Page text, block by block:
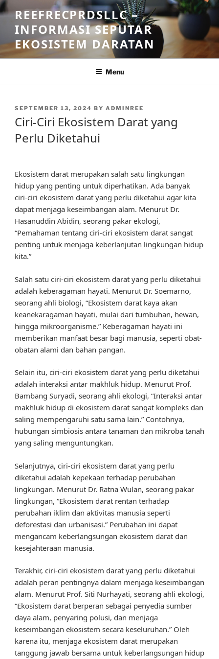
Skip
to
content
REEFRECPRDSLLC –
INFORMASI SEPUTAR
EKOSISTEM DARATAN
Menu
POSTED
ON
SEPTEMBER 13, 2024 BY ADMINREE
Ciri-Ciri Ekosistem Darat yang
Perlu Diketahui
Ekosistem darat merupakan salah satu lingkungan
hidup yang penting untuk diperhatikan. Ada banyak
ciri-ciri ekosistem darat yang perlu diketahui agar kita
dapat menjaga keseimbangan alam. Menurut Dr.
Hasanuddin Abidin, seorang pakar ekologi,
“Pemahaman tentang ciri-ciri ekosistem darat sangat
penting untuk menjaga keberlanjutan lingkungan hidup
kita.”
Salah satu ciri-ciri ekosistem darat yang perlu diketahui
adalah keberagaman hayati. Menurut Dr. Soemarno,
seorang ahli biologi, “Ekosistem darat kaya akan
keanekaragaman hayati, mulai dari tumbuhan, hewan,
hingga mikroorganisme.” Keberagaman hayati ini
memberikan manfaat besar bagi manusia, seperti obat-
obatan alami dan bahan pangan.
Selain itu, ciri-ciri ekosistem darat yang perlu diketahui
adalah interaksi antar makhluk hidup. Menurut Prof.
Bambang Suryadi, seorang ahli ekologi, “Interaksi antar
makhluk hidup di ekosistem darat sangat kompleks dan
saling mempengaruhi satu sama lain.” Contohnya,
hubungan simbiosis antara tanaman dan mikroba tanah
yang saling menguntungkan.
Selanjutnya, ciri-ciri ekosistem darat yang perlu
diketahui adalah kepekaan terhadap perubahan
lingkungan. Menurut Dr. Ratna Wulan, seorang pakar
lingkungan, “Ekosistem darat rentan terhadap
perubahan iklim dan aktivitas manusia seperti
deforestasi dan urbanisasi.” Perubahan ini dapat
mengancam keberlangsungan ekosistem darat dan
kesejahteraan manusia.
Terakhir, ciri-ciri ekosistem darat yang perlu diketahui
adalah peran pentingnya dalam menjaga keseimbangan
alam. Menurut Prof. Siti Nurhayati, seorang ahli ekologi,
“Ekosistem darat berperan sebagai penyedia sumber
daya alam, penyaring polusi, dan menjaga
keseimbangan ekosistem secara keseluruhan.” Oleh
karena itu, menjaga ekosistem darat merupakan
tanggung jawab bersama untuk keberlangsungan hidup